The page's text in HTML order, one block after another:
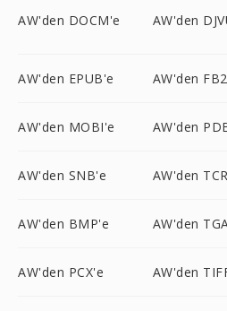
AW'den DOCM'e AW'den
AW'den EPUB'e AW'den
AW'den MOBI'e AW'den
AW'den SNB'e AW'den
AW'den BMP'e AW'den
AW'den PCX'e AW'den